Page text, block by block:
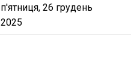
п'ятниця, 26 грудень
2025